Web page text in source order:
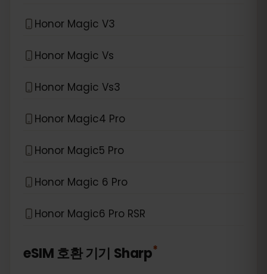
Honor Magic V3
Honor Magic Vs
Honor Magic Vs3
Honor Magic4 Pro
Honor Magic5 Pro
Honor Magic 6 Pro
Honor Magic6 Pro RSR
eSIM 호환 기기 Sharp*